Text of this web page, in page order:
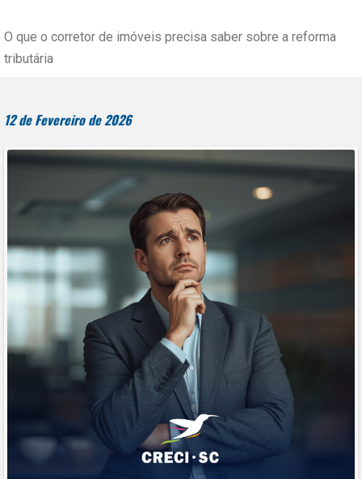
O que o corretor de imóveis precisa saber sobre a reforma
tributária
12 de Fevereiro de 2026